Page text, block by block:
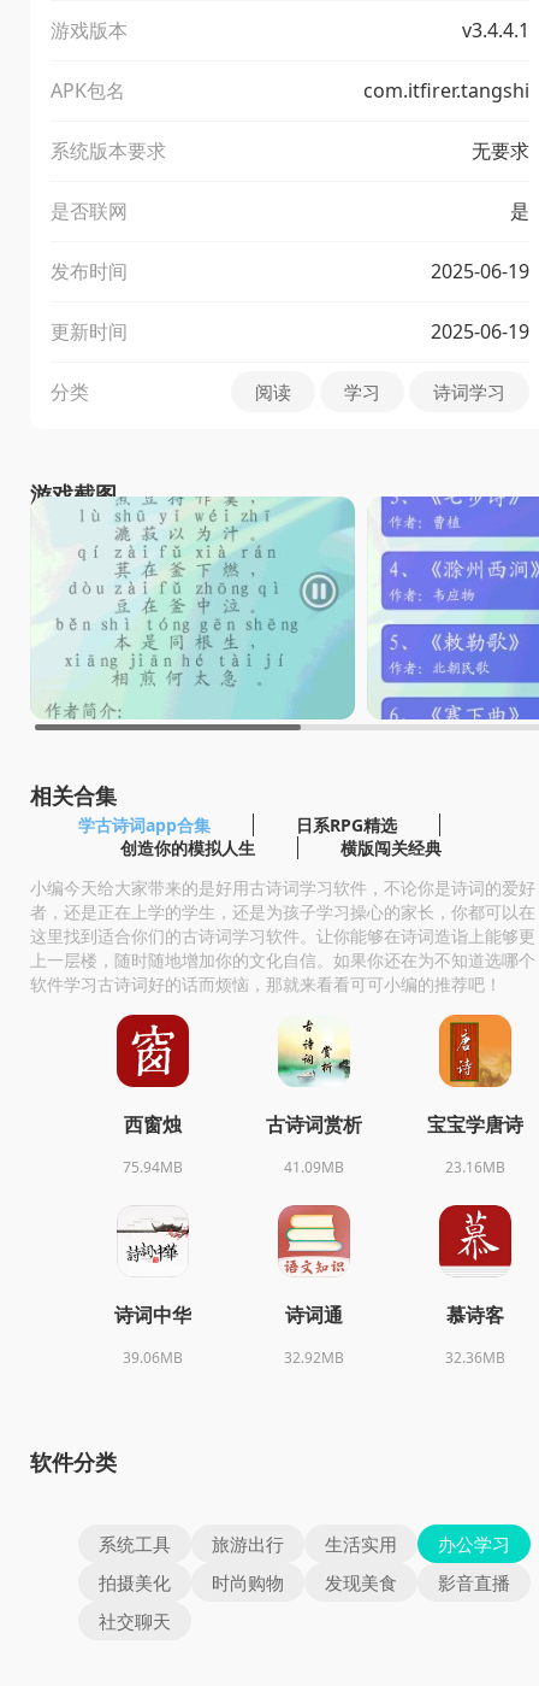
游戏版本 v3.4.4.1
APK包名 com.itfirer.tangshi
系统版本要求 无要求
是否联网 是
发布时间 2025-06-19
更新时间 2025-06-19
分类 阅读 学习 诗词学习
游戏截图
相关合集
学古诗词app合集
日系RPG精选
创造你的模拟人生
横版闯关经典
小编今天给大家带来的是好用古诗词学习软件，不论你是诗词的爱好
者，还是正在上学的学生，还是为孩子学习操心的家长，你都可以在
这里找到适合你们的古诗词学习软件。让你能够在诗词造诣上能够更
上一层楼，随时随地增加你的文化自信。如果你还在为不知道选哪个
软件学习古诗词好的话而烦恼，那就来看看可可小编的推荐吧！
西窗烛
75.94MB
古诗词赏析
41.09MB
宝宝学唐诗
23.16MB
诗词中华
39.06MB
诗词通
32.92MB
慕诗客
32.36MB
软件分类
系统工具 旅游出行 生活实用
办公学习
拍摄美化
时尚购物 发现美食
影音直播
社交聊天